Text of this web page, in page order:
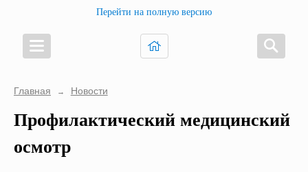
Перейти на полную версию
Главная → Новости
Профилактический медицинский
осмотр